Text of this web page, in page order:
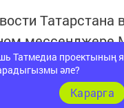
Татарстана
мессенджере
tatmedia
Татмедиа проектының
әле?
Карарга